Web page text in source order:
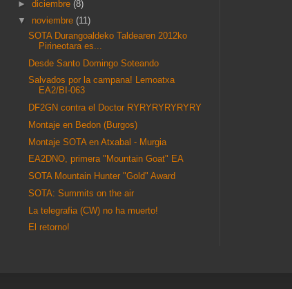
► diciembre (8)
▼ noviembre (11)
SOTA Durangoaldeko Taldearen 2012ko
Pirineotara es...
Desde Santo Domingo Soteando
Salvados por la campana! Lemoatxa
EA2/BI-063
DF2GN contra el Doctor RYRYRYRYRYRY
Montaje en Bedon (Burgos)
Montaje SOTA en Atxabal - Murgia
EA2DNO, primera "Mountain Goat" EA
SOTA Mountain Hunter "Gold" Award
SOTA: Summits on the air
La telegrafia (CW) no ha muerto!
El retorno!